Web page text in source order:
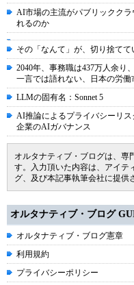
AI市場の主流がパブリックク
れるのか
その「なんて」が、切り捨てて
2040年、事務職は437万人余り
一言では語れない、日本の労働
LLMの固有名：Sonnet 5
AI推論によるプライバシーリス
企業のAIガバナンス
オルタナティブ・ブログは、専
す。入力頂いた内容は、アイテ
グ、及び本記事執筆会社に提供
オルタナティブ・ブログ
オルタナティブ・ブログ憲章
利用規約
プライバシーポリシー